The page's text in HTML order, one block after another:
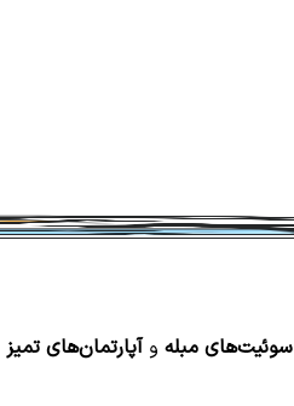
سوئیت‌های مبله وآپارتمان‌های تمیز